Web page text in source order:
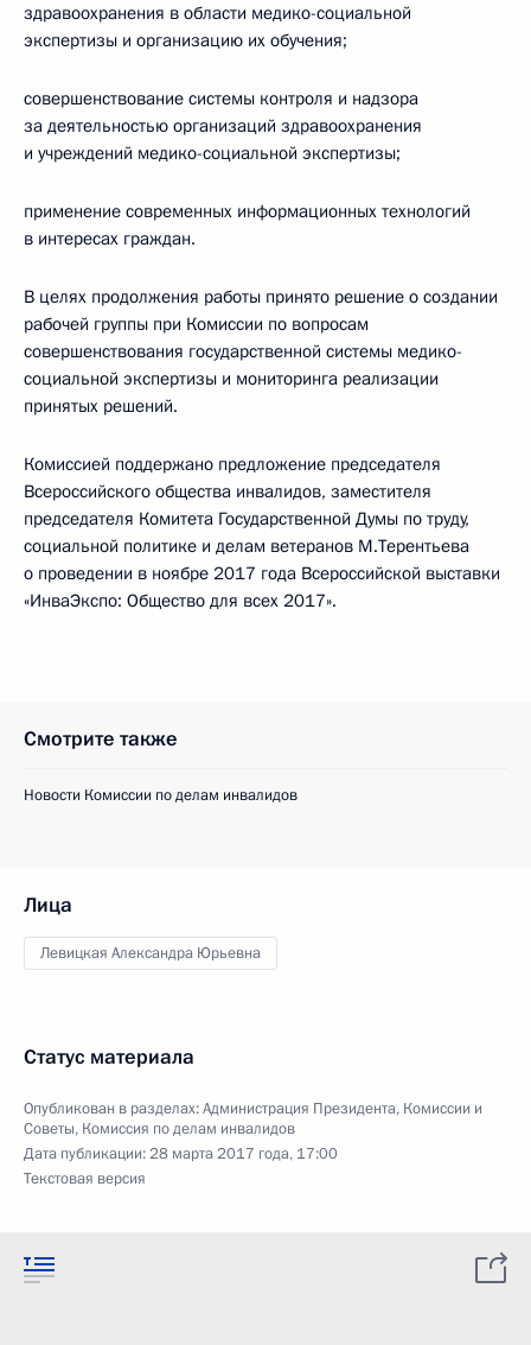
здравоохранения в области медико-социальной
экспертизы и организацию их обучения;
совершенствование системы контроля и надзора
за деятельностью организаций здравоохранения
и учреждений медико-социальной экспертизы;
применение современных информационных технологий
в интересах граждан.
В целях продолжения работы принято решение о создании
рабочей группы при Комиссии по вопросам
совершенствования государственной системы медико-
социальной экспертизы и мониторинга реализации
принятых решений.
Комиссией поддержано предложение председателя
Всероссийского общества инвалидов, заместителя
председателя Комитета Государственной Думы по труду,
социальной политике и делам ветеранов М.Терентьева
о проведении в ноябре 2017 года Всероссийской выставки
«ИнваЭкспо: Общество для всех 2017».
Смотрите также
Новости Комиссии по делам инвалидов
Лица
Левицкая Александра Юрьевна
Статус материала
Опубликован в разделах:Администрация Президента, Комиссии и
Советы, Комиссия по делам инвалидов
Дата публикации:28 марта 2017 года, 17:00
Текстовая версия